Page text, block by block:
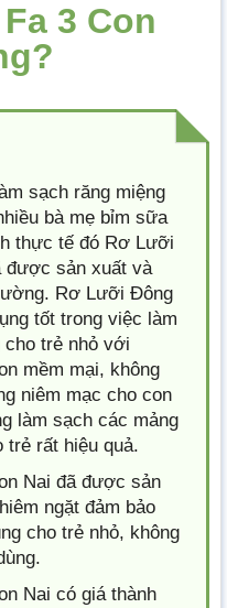
3 Con
sạch răng miệng
bà mẹ bỉm sữa
thực tế đó Rơ Lưỡi
được sản xuất và
Rơ Lưỡi Đông
tốt trong việc làm
trẻ nhỏ với
mềm mại, không
niêm mạc cho con
làm sạch các mảng
rất hiệu quả.
Nai đã được sản
ngặt đảm bảo
cho trẻ nhỏ, không
Nai có giá thành